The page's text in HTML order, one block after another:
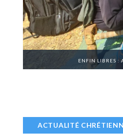
ENFIN LIBRES :
ACTUALITÉ